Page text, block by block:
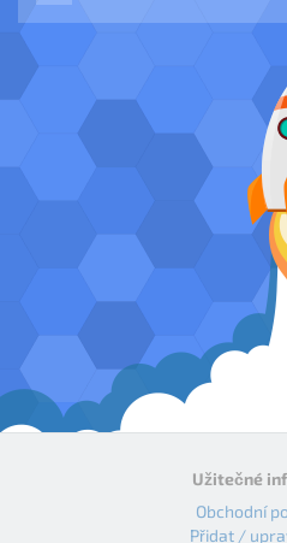
Užitečné
Obchodní
Přidat /